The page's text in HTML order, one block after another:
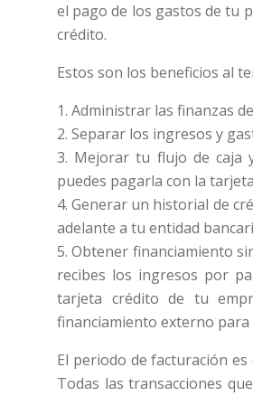
el pago de los gastos de tu
crédito.
Estos son los beneficios al
1. Administrar las finanzas
2. Separar los ingresos y
3. Mejorar tu flujo de caja
puedes pagarla con la
4. Generar un historial de
adelante a tu entidad
5. Obtener financiamiento
recibes los ingresos por
tarjeta crédito de tu
financiamiento externo
El periodo de facturación
Todas las transacciones